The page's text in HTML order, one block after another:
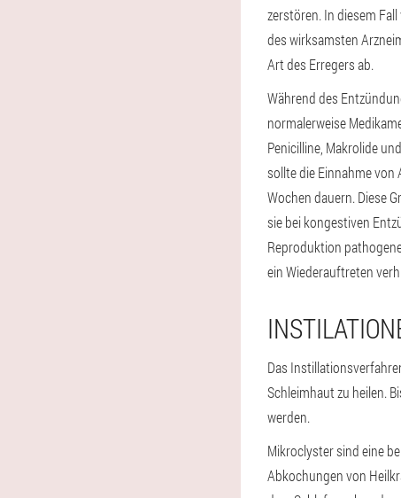
zerstören. In diesem
des wirksamsten
Art des Erregers ab.
Während des
normalerweise
Penicilline, Makrolide
sollte die Einnahme von
Wochen dauern. Diese
sie bei kongestiven
Reproduktion
ein Wiederauftreten
Das
Schleimhaut zu heilen.
werden.
Mikroclyster sind eine
Abkochungen von